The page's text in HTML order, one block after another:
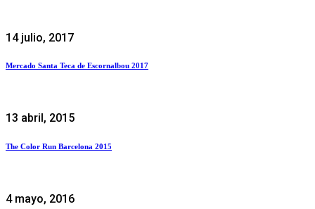
14 julio, 2017
Mercado Santa Teca de Escornalbou 2017
13 abril, 2015
The Color Run Barcelona 2015
4 mayo, 2016